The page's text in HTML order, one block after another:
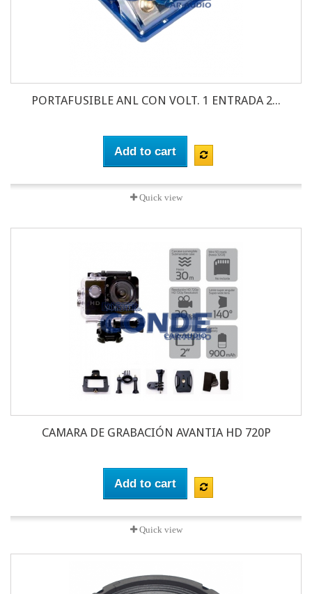
PORTAFUSIBLE ANL CON VOLT. 1 ENTRADA 2...
Add to cart
Quick view
CAMARA DE GRABACIÓN AVANTIA HD 720P
Add to cart
Quick view